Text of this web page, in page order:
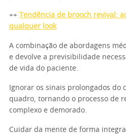
++
Tendência de brooch revival:
qualquer look
A combinação de abordagens
e devolve a previsibilidade
de vida do paciente.
Ignorar os sinais prolongados do
quadro, tornando o processo de
complexo e demorado.
Cuidar da mente de forma